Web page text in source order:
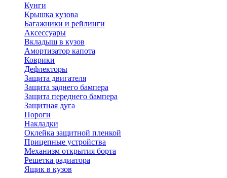
Кунги
Крышка кузова
Багажники и рейлинги
Аксессуары
Вкладыш в кузов
Амортизатор капота
Коврики
Дефлекторы
Защита двигателя
Защита заднего бампера
Защита переднего бампера
Защитная дуга
Пороги
Накладки
Оклейка защитной пленкой
Прицепные устройства
Механизм открытия борта
Решетка радиатора
Ящик в кузов